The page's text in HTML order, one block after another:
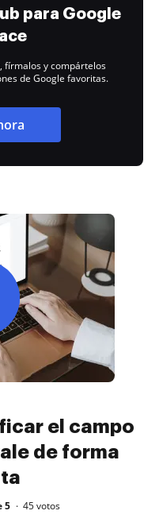
para Google
fírmalos y compártelos
de Google favoritas.
el campo
de forma
5 45votos